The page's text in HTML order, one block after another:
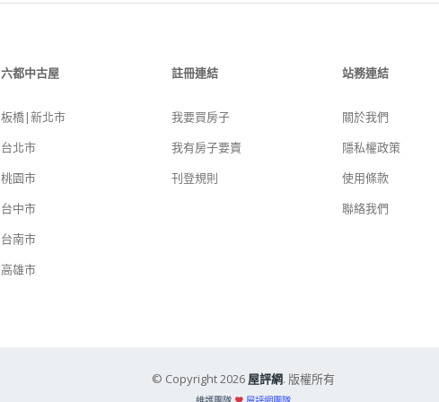
六都中古屋
板橋|新北市
台北市
桃園市
台中市
台南市
高雄市
註冊連結
我要買房子
我有房子要賣
刊登規則
站務連結
關於我們
隱私權政策
使用條款
聯絡我們
© Copyright 2026 屋評網. 版權所有